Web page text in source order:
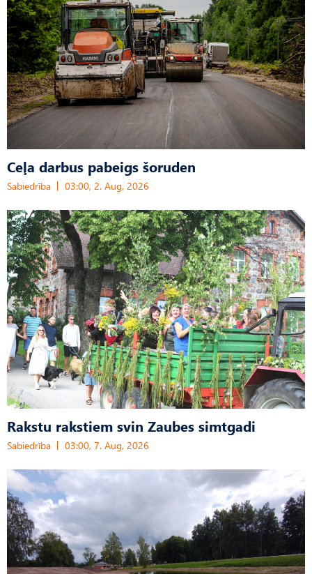
Ceļa darbus pabeigs šoruden
Sabiedrība 03:00, 2. Aug, 2026
Rakstu rakstiem svin Zaubes simtgadi
Sabiedrība 03:00, 7. Aug, 2026